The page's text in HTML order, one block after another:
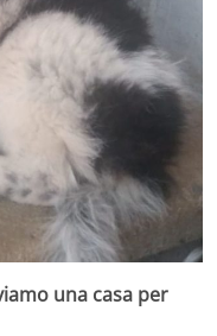
una casa per